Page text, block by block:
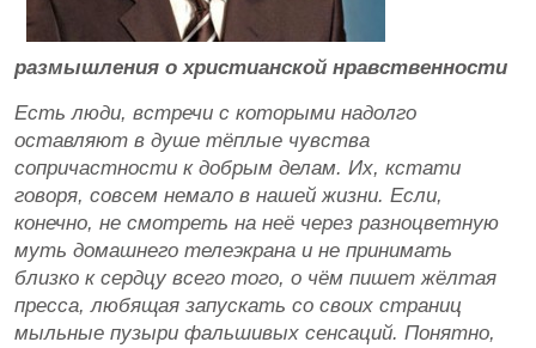
размышления о христианской нравственности
Есть люди, встречи с которыми надолго
оставляют в душе тёплые чувства
сопричастности к добрым делам. Их, кстати
говоря, совсем немало в нашей жизни. Если,
конечно, не смотреть на неё через разноцветную
муть домашнего телеэкрана и не принимать
близко к сердцу всего того, о чём пишет жёлтая
пресса, любящая запускать со своих страниц
мыльные пузыри фальшивых сенсаций. Понятно,